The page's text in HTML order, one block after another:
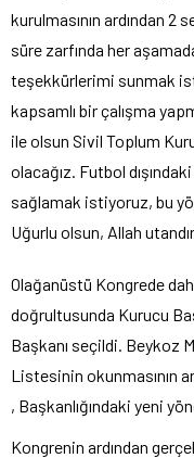
kurulmasının ardından
süre zarfında her
teşekkürlerimi sunmak
kapsamlı bir çalışma
ile olsun Sivil Toplum
olacağız. Futbol
sağlamak istiyoruz, bu
Uğurlu olsun, Allah
Olağanüstü Kongrede
doğrultusunda Kurucu
Başkanı seçildi. Beykoz
Listesinin okunmasının
, Başkanlığındaki yeni
Kongrenin ardından